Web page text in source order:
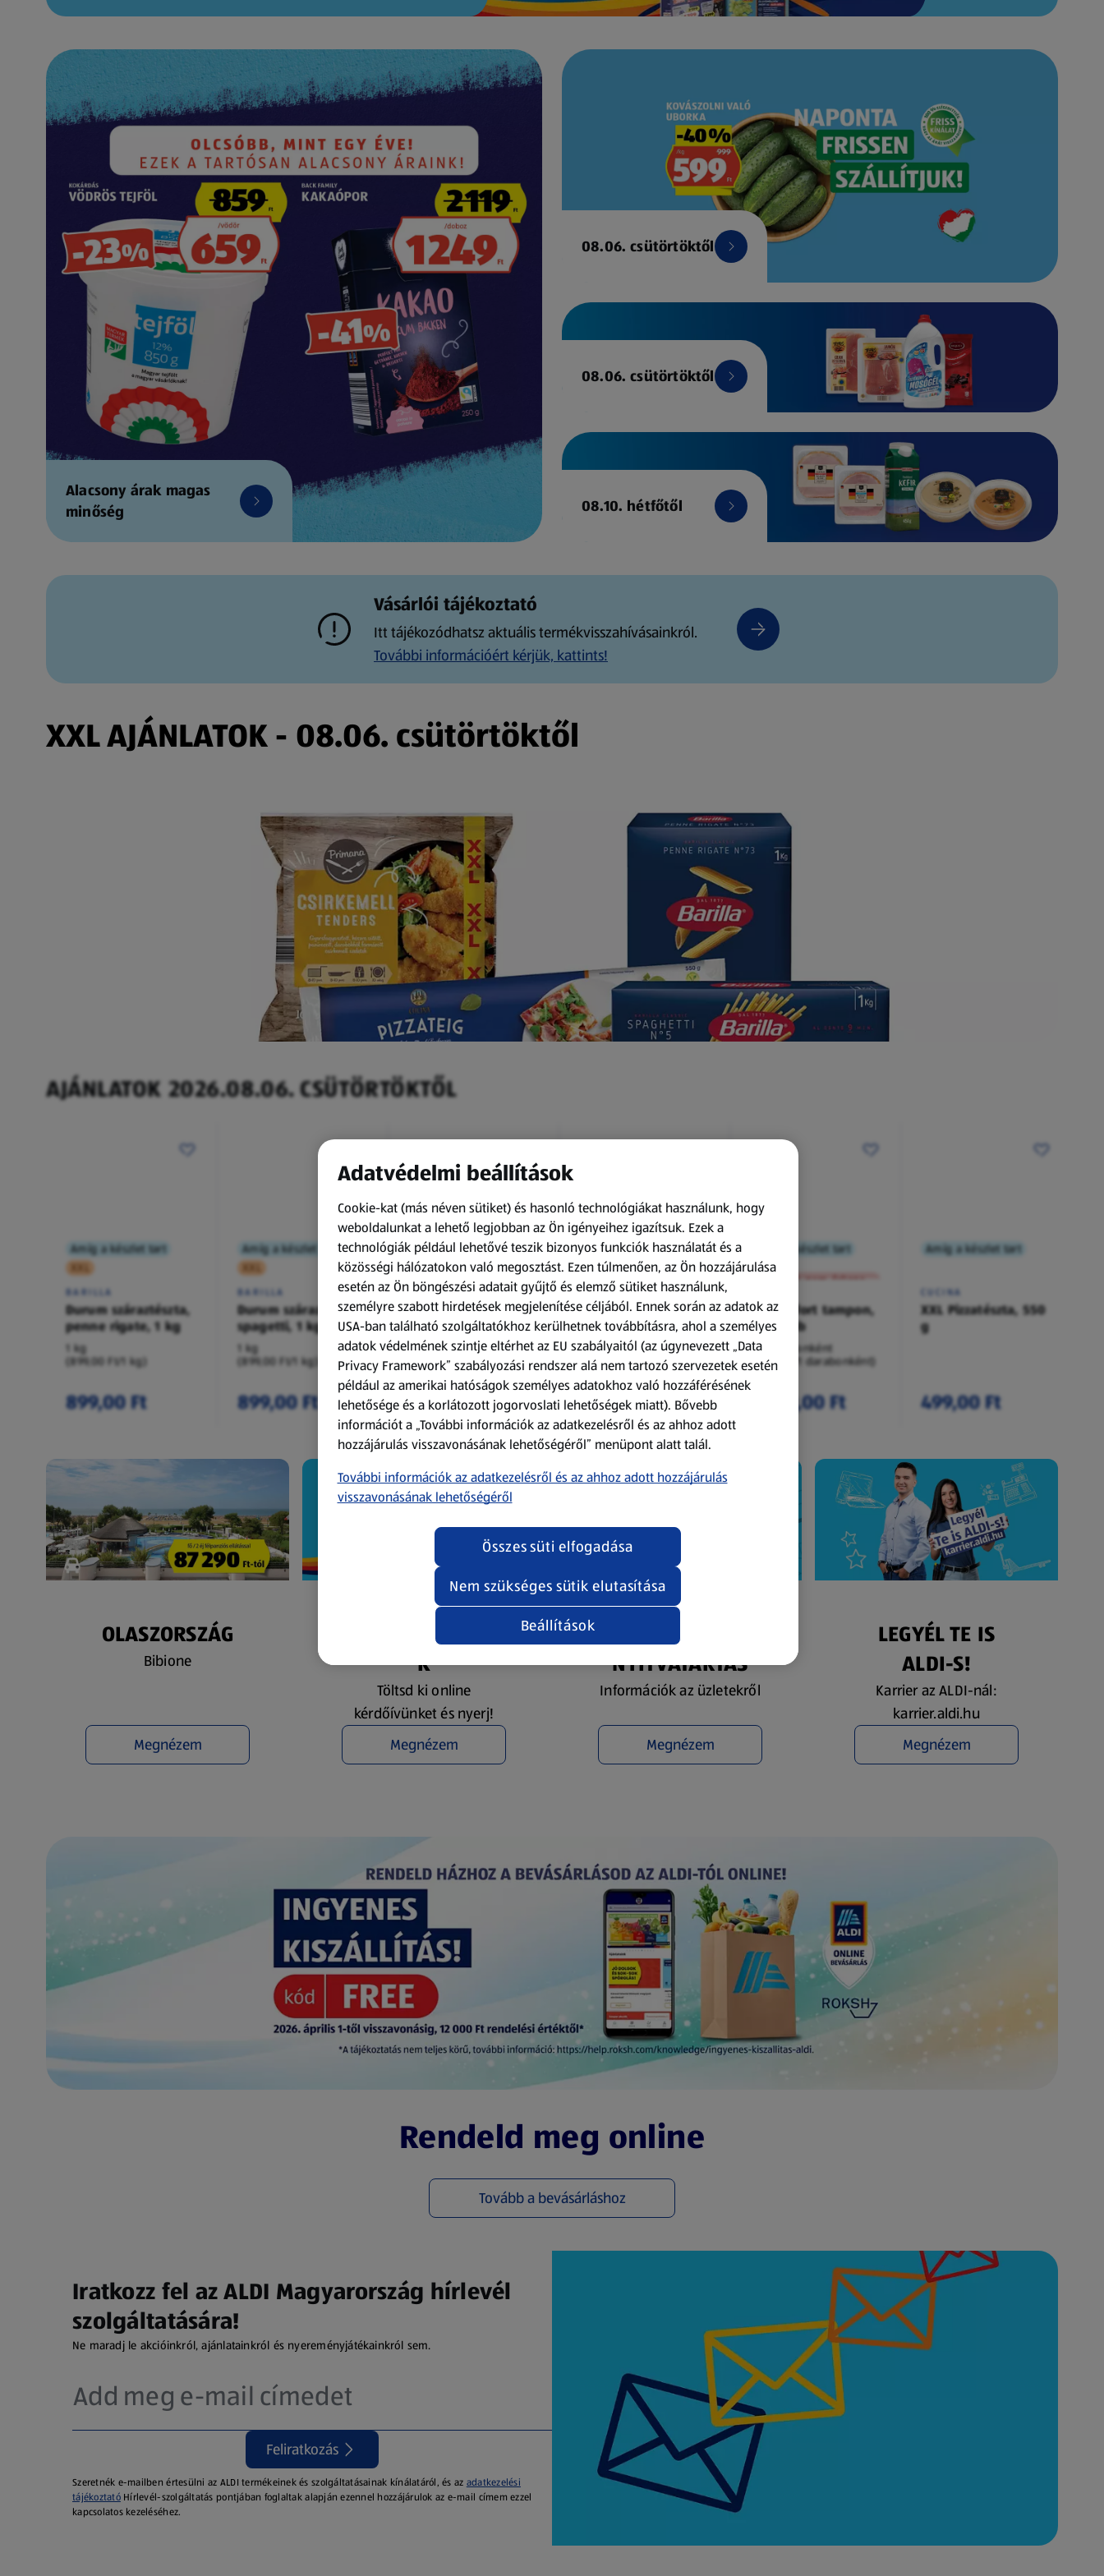
Alacsony árak magas
minőség
08.06. csütörtöktől
08.06. csütörtöktől
08.10. hétfőtől
Vásárlói tájékoztató
Itt tájékozódhatsz aktuális termékvisszahívásainkról.
További információért kérjük, kattints!
XXL AJÁNLATOK - 08.06. csütörtöktől
AJÁNLATOK 2026.08.06. CSÜTÖRTÖKTŐL
Amíg a készlet tart
XXL
BARILLA
Durum száraztészta,
penne rigate, 1 kg
1 kg
(899,00 Ft/1 kg)
899,00 Ft
Amíg a készlet tart
XXL
BARILLA
Durum száraztészta,
spagetti, 1 kg
1 kg
(899,00 Ft/1 kg)
899,00 Ft
Amíg a készlet tart
XXL
ACTIMEL
Actimel joghurtital, 8
palack
0,8 kg
(1 186,25 Ft/1 kg)
949,00 Ft
Amíg a készlet tart
XXL
O.B.
Procomfort tampon,
64 darab
64 darabonként
(59,36 Ft/1 darabonként)
3 799,00 Ft
Amíg a készlet tart
XXL
A termék nem érkezett meg!
Procomfort tampon,
54 darab
54 darabonként
(62,94 Ft/1 darabonként)
3 399,00 Ft
Amíg a készlet tart
CUCINA
XXL Pizzatészta, 550
g
499,00 Ft
OLASZORSZÁG
Bibione
Megnézem
NYEREMÉNYJÁTÉ
K
Töltsd ki online
kérdőívünket és nyerj!
Megnézem
ÜZLETKERESŐ ÉS
NYITVATARTÁS
Információk az üzletekről
Megnézem
LEGYÉL TE IS
ALDI-S!
Karrier az ALDI-nál:
karrier.aldi.hu
Megnézem
(új oldalon nyílik meg)
Rendeld meg online
Tovább a bevásárláshoz
(új oldalon nyílik meg)
Iratkozz fel az ALDI Magyarország hírlevél
szolgáltatására!
Ne maradj le akcióinkról, ajánlatainkról és nyereményjátékainkról sem.
Feliratkozás
Szeretnék e-mailben értesülni az ALDI termékeinek és szolgáltatásainak kínálatáról, és az adatkezelési
tájékoztatóHírlevél-szolgáltatás pontjában foglaltak alapján ezennel hozzájárulok az e-mail címem ezzel
kapcsolatos kezeléséhez.
Adatvédelmi beállítások
Cookie-kat (más néven sütiket) és hasonló technológiákat használunk, hogy
weboldalunkat a lehető legjobban az Ön igényeihez igazítsuk. Ezek a
technológiák például lehetővé teszik bizonyos funkciók használatát és a
közösségi hálózatokon való megosztást. Ezen túlmenően, az Ön hozzájárulása
esetén az Ön böngészési adatait gyűjtő és elemző sütiket használunk,
személyre szabott hirdetések megjelenítése céljából. Ennek során az adatok az
USA-ban található szolgáltatókhoz kerülhetnek továbbításra, ahol a személyes
adatok védelmének szintje eltérhet az EU szabályaitól (az úgynevezett „Data
Privacy Framework” szabályozási rendszer alá nem tartozó szervezetek esetén
például az amerikai hatóságok személyes adatokhoz való hozzáférésének
lehetősége és a korlátozott jogorvoslati lehetőségek miatt). Bővebb
információt a „További információk az adatkezelésről és az ahhoz adott
hozzájárulás visszavonásának lehetőségéről” menüpont alatt talál.
További információk az adatkezelésről és az ahhoz adott hozzájárulás
visszavonásának lehetőségéről
Beállítások
Nem szükséges sütik elutasítása
Összes süti elfogadása